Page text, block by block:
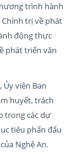
trình hành
trị về phát
động thực
phát triển văn
viên Ban
huyết, trách
trong các dự
tiêu phấn đấu
Nghệ An.